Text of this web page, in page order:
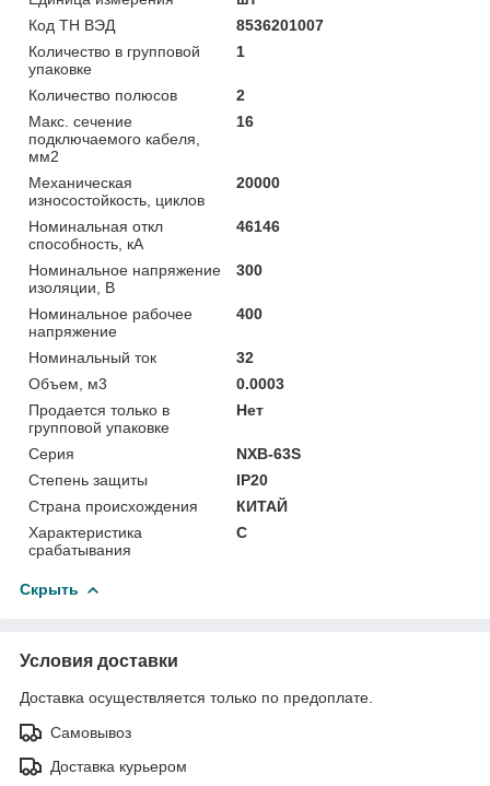
Код ТН ВЭД
8536201007
Количество в групповой
упаковке
1
Количество полюсов
2
Макс. сечение
подключаемого кабеля,
мм2
16
Механическая
износостойкость, циклов
20000
Номинальная откл
способность, кА
46146
Номинальное напряжение
изоляции, В
300
Номинальное рабочее
напряжение
400
Номинальный ток
32
Объем, м3
0.0003
Продается только в
групповой упаковке
Нет
Серия
NXB-63S
Степень защиты
IP20
Страна происхождения
КИТАЙ
Характеристика
срабатывания
C
Скрыть
Условия доставки
Доставка осуществляется только по предоплате.
Самовывоз
Доставка курьером